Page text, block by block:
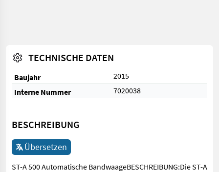
TECHNISCHE DATEN
Baujahr
2015
Interne Nummer
7020038
BESCHREIBUNG
Übersetzen
ST-A 500 Automatische BandwaageBESCHREIBUNG:Die ST-A